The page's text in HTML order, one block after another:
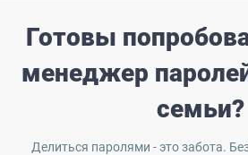
Готовы
менеджер
семьи?
Делиться паролями - это забота.